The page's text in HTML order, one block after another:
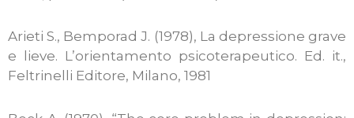
Arieti S., Bemporad J. (1978), La depressione grave
e lieve. L’orientamento psicoterapeutico. Ed. it.,
Feltrinelli Editore, Milano, 1981